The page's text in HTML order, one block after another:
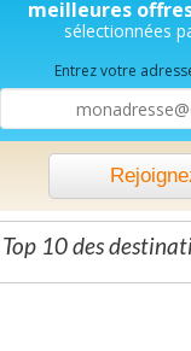
meilleures
sélectionnées
Entrez votre
10 des